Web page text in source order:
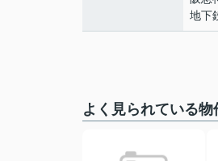
地下
よく見られている物